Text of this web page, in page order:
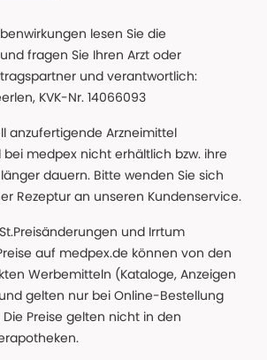
lesen Sie die
fragen Sie Ihren Arzt oder
und verantwortlich:
KVK-Nr. 14066093
anzufertigende Arzneimittel
bei medpex nicht erhältlich bzw. ihre
dauern. Bitte wenden Sie sich
Rezeptur an unseren Kundenservice.
und Irrtum
auf medpex.de können von den
Werbemitteln (Kataloge, Anzeigen
gelten nur bei Online-Bestellung
Preise gelten nicht in den